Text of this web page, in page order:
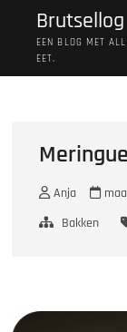
Brutsellog
EEN BLOG MET
EET.
Anja
Bakken